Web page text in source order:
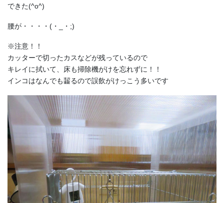
できた(^o^)
腰が・・・・(・_・;)
※注意！！
カッターで切ったカスなどが残っているので
キレイに拭いて、床も掃除機がけを忘れずに！！
インコはなんでも齧るので誤飲がけっこう多いです